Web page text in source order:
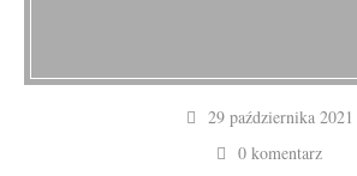
29 października 2021
0 komentarz